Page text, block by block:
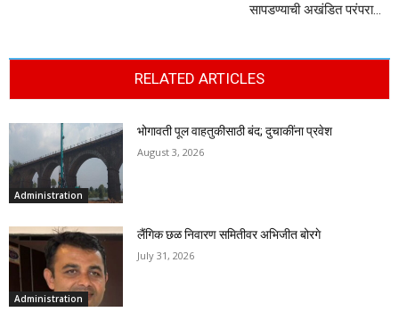
सापडण्याची अखंडित परंपरा…
RELATED ARTICLES
Administration
भोगावती पूल वाहतुकीसाठी बंद; दुचाकींना प्रवेश
August 3, 2026
Administration
लैंगिक छळ निवारण समितीवर अभिजीत बोरगे
July 31, 2026